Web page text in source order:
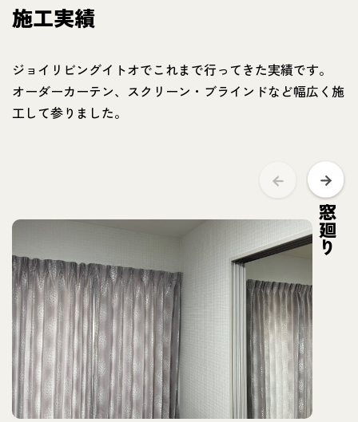
施工実績
ジョイリビングイトオでこれまで行ってきた実績です。
オーダーカーテン、スクリーン・ブラインドなど幅広く施
工して参りました。
窓廻り